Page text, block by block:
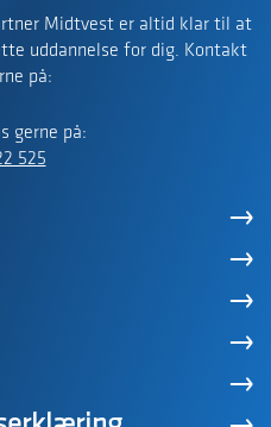
Midtvest er altid klar til at
uddannelse for dig. Kontakt
på:
gerne på:
525